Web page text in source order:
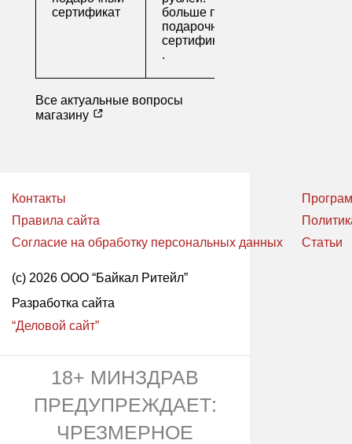
сертификат
больше про
подарочные
сертификаты
.
Все актуальные вопросы
магазину
Контакты
Правила сайта
Согласие на обработку персональных данных
Статьи
(с) 2026 ООО “Байкал Ритейл”
Разработка сайта
“Деловой сайт”
18+ МИНЗДРАВ
ПРЕДУПРЕЖДАЕТ:
ЧРЕЗМЕРНОЕ